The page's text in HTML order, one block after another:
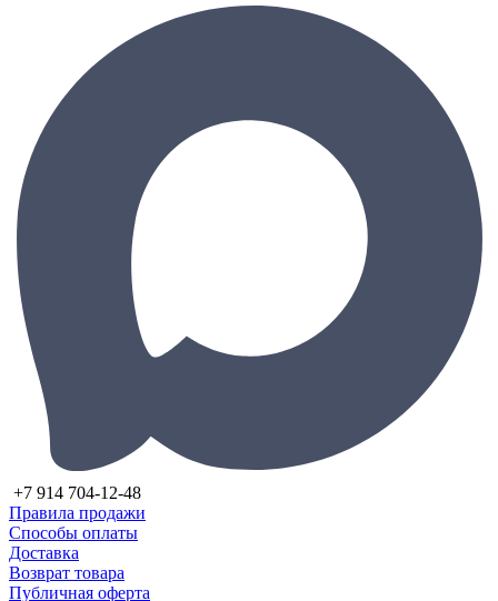
+7 914 704-12-48
Правила продажи
Способы оплаты
Доставка
Возврат товара
Публичная оферта